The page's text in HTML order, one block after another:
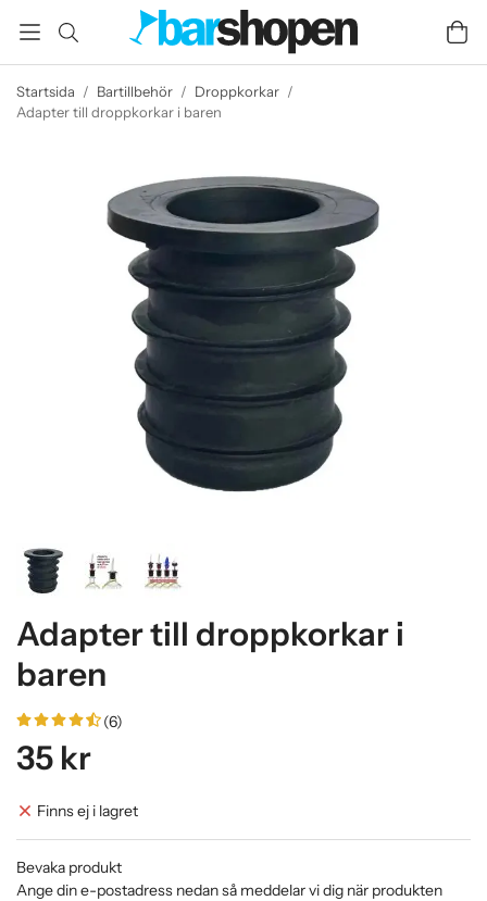
Startsida / Bartillbehör / Droppkorkar /
Adapter till droppkorkar i baren
Adapter till droppkorkar i
baren
(6)
35 kr
Finns ej i lagret
Bevaka produkt
Ange din e-postadress nedan så meddelar vi dig när produkten